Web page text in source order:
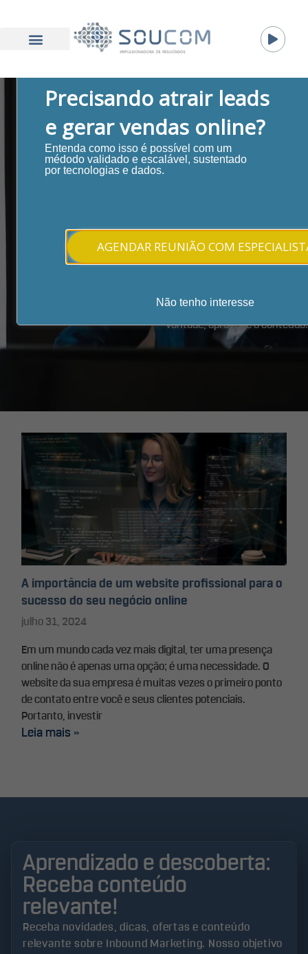
Precisando atrair leads
e gerar vendas online?
Entenda como isso é possível com um
médodo validado e escalável, sustentado
por tecnologias e dados.
AGENDAR REUNIÃO COM
Não tenho interesse
SOUCOM BLOG
sobre Inbound Marketing. Abordamos os diversos
processos de Marketing e Vendas online. Fique à
vontade, aproveite o conteúdo.
A importância de um website profissional para o
sucesso do seu negócio online
julho 31, 2024
Em um mundo cada vez mais digital, ter uma presença
online não é apenas uma opção; é uma necessidade. O
website da sua empresa é muitas vezes o primeiro ponto
de contato entre você e seus clientes potenciais.
Portanto, investir
Leia mais »
Aprendizado e descoberta:
Receba conteúdo
relevante!
Receba novidades, dicas, ofertas e conteúdo
relevante sobre Inbound Marketing. Nosso objetivo